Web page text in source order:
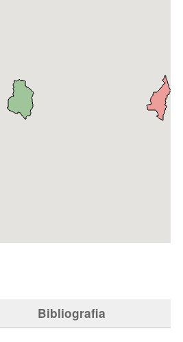
Bibliografia